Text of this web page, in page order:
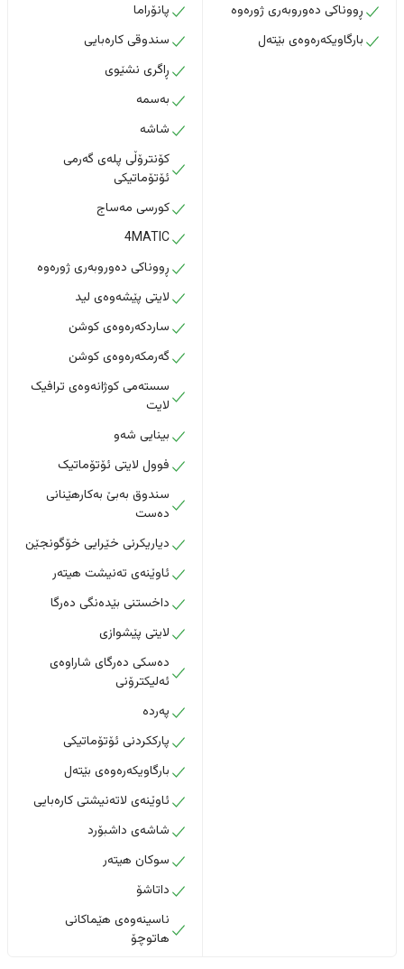
ڕووناکی دەوروبەری ژورەوە
بارگاویکەرەوەی بێتەل
پانۆراما
سندوقی کارەبایی
ڕاگری نشێوی
بەسمە
شاشە
کۆنترۆڵی پلەی گەرمی
ئۆتۆماتیکی
کورسی مەساج
4MATIC
ڕووناکی دەوروبەری ژورەوە
لایتی پێشەوەی لید
ساردکەرەوەی کوشن
گەرمکەرەوەی کوشن
سستەمی کوژانەوەی ترافیک
لایت
بینایی شەو
فوول لایتی ئۆتۆماتیک
سندوق بەبێ بەکارهێنانی
دەست
دیاریکرنی خێرایی خۆگونجێن
ئاوێنەی تەنیشت هیتەر
داخستنى بێدەنگى دەرگا
لایتی پێشوازی
دەسکی دەرگای شاراوەی
ئەلیکترۆنی
پەردە
پارککردنی ئۆتۆماتیکی
بارگاویکەرەوەی بێتەل
ئاوێنەی لاتەنیشتی کارەبایی
شاشەی داشبۆرد
سوکان هیتەر
داتاشۆ
ناسینەوەی هێماکانی
هاتوچۆ